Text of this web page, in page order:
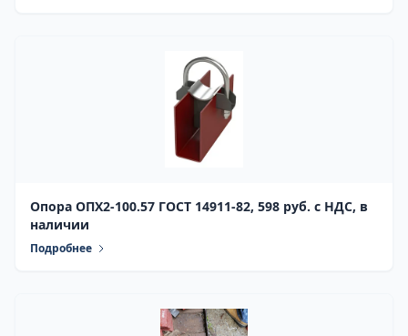
Опора ОПХ2-100.57 ГОСТ 14911-82, 598 руб. с НДС, в
наличии
Подробнее